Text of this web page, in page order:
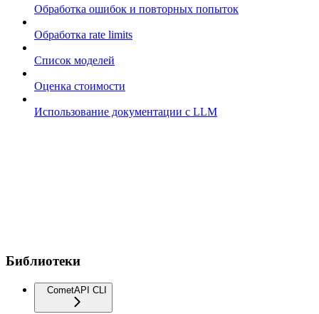
Обработка ошибок и повторных попыток
Обработка rate limits
Список моделей
Оценка стоимости
Использование документации с LLM
Библиотеки
CometAPI CLI